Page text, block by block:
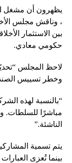
، وناقش مجلس
بين الاستثمار
حكومي معادي.
لاحظ المجلس
وخطر تسييس
“بالنسبة لهذه
مباشرًا للسلطات.
الناشئة.”
يتم تسمية
بينما تُعزى